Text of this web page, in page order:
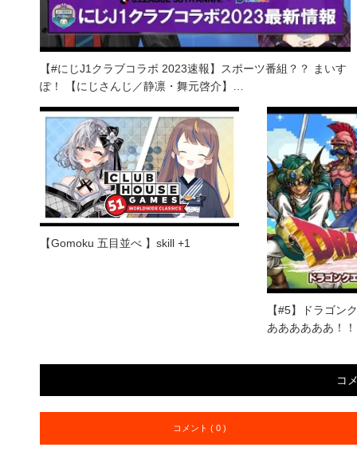
【#にじJ1クラブコラボ 2023速報】スポーツ番組？？ まいす
ぽ！ 【にじさんじ／静凛・舞元啓介】…
【Gomoku 五目並べ 】skill +1
【#5】ドラゴン
ああああああ！
コ
コメント ( 0 )